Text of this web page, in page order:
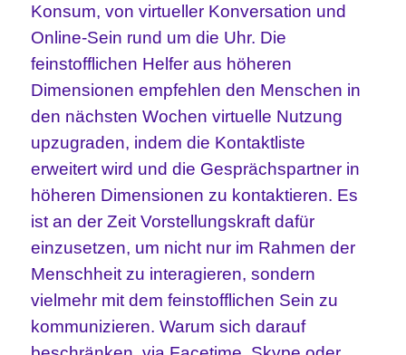
Konsum, von virtueller Konversation und
Online-Sein rund um die Uhr. Die
feinstofflichen Helfer aus höheren
Dimensionen empfehlen den Menschen in
den nächsten Wochen virtuelle Nutzung
upzugraden, indem die Kontaktliste
erweitert wird und die Gesprächspartner in
höheren Dimensionen zu kontaktieren. Es
ist an der Zeit Vorstellungskraft dafür
einzusetzen, um nicht nur im Rahmen der
Menschheit zu interagieren, sondern
vielmehr mit dem feinstofflichen Sein zu
kommunizieren. Warum sich darauf